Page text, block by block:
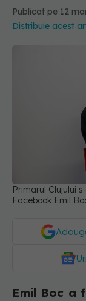
Publicat pe 12
Distribuie acest
Primarul Clujului
Facebook Emil
Emil Boc a